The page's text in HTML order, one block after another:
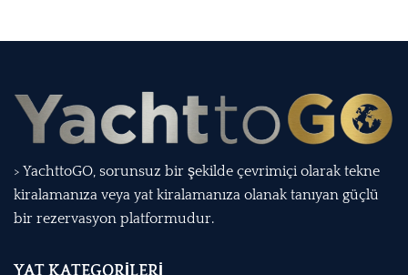
> YachttoGO, sorunsuz bir şekilde çevrimiçi olarak tekne
kiralamanıza veya yat kiralamanıza olanak tanıyan güçlü
bir rezervasyon platformudur.
YAT KATEGORİLERİ